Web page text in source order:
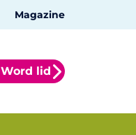
Magazine
Word lid